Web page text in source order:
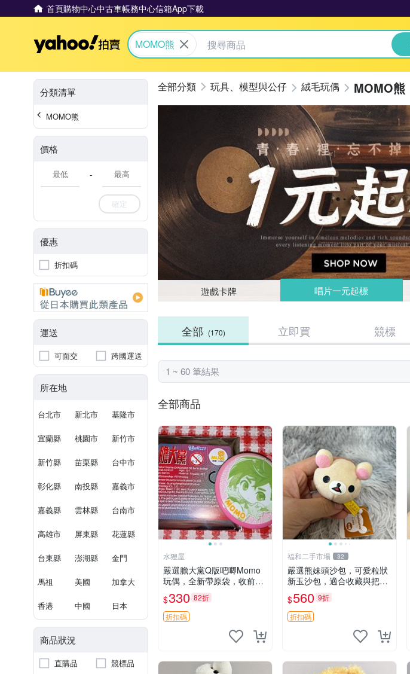
首頁購物中心中古車帳務中心信箱App下載
Yahoo拍賣
MOMO熊
分類清單
MOMO熊
價格
-
確定
優惠
折扣碼
運送
可面交 跨國運送
所在地
台北市 新北市 基隆市
宜蘭縣 桃園市 新竹市
新竹縣 苗栗縣 台中市
彰化縣 南投縣 嘉義市
嘉義縣 雲林縣 台南市
高雄市 屏東縣 花蓮縣
台東縣 澎湖縣 金門
馬祖 美國 加拿大
香港 中國 日本
商品狀況
直購品
競標品
玩具、模型與公仔 絨毛玩偶 MOMO熊
遊戲卡牌 唱片一元起標
全部 (170) 立即買 競標
1 ~ 60 筆結果
全部商品
水狸屋
嚴選膽大黨Q版吧唧Momo
玩偶，全新帶原袋，收前請
詳讀收物須知。非偏遠地區
同城可取。 膽大黨 Q版 陳
冠希 妙Q玩偶
$330 82折
折扣碼
福和二手市場 32
嚴選熊妹頭沙包，可愛粒狀
新玉沙包，適合收藏與把玩
熊妹 沙包 玉石
$560 9折
折扣碼